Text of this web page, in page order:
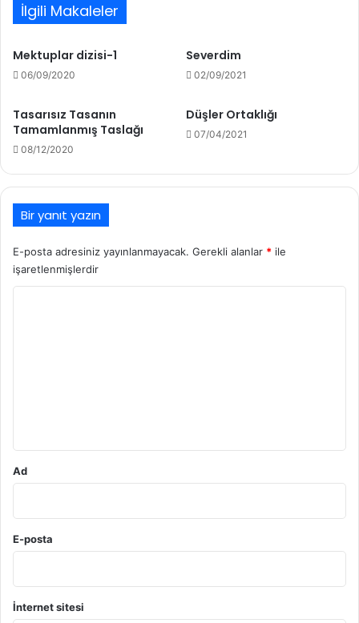
İlgili Makaleler
Mektuplar dizisi-1
06/09/2020
Severdim
02/09/2021
Tasarısız Tasanın
Tamamlanmış Taslağı
08/12/2020
Düşler Ortaklığı
07/04/2021
Bir yanıt yazın
E-posta adresiniz yayınlanmayacak. Gerekli alanlar * ile
işaretlenmişlerdir
Ad
E-posta
İnternet sitesi